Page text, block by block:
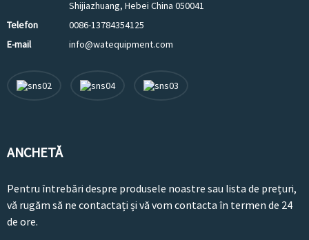
Shijiazhuang, Hebei China 050041
Telefon
0086-13784354125
E-mail
info@watequipment.com
ANCHETĂ
Pentru întrebări despre produsele noastre sau lista de prețuri,
vă rugăm să ne contactați și vă vom contacta în termen de 24
de ore.